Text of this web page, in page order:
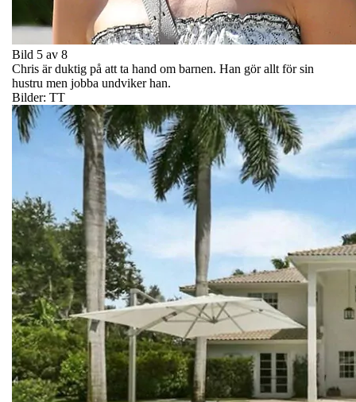
Bild 5 av 8
Chris är duktig på att ta hand om barnen. Han gör allt för sin
hustru men jobba undviker han.
Bilder: TT